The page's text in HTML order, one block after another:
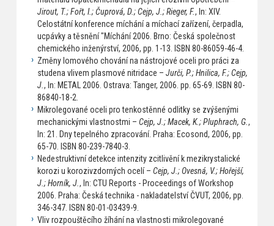
Jirout, T.; Fořt, I.; Čuprová, D.; Cejp, J.; Rieger, F., In: XIV.
Celostátní konference míchání a míchací zařízení, čerpadla,
ucpávky a těsnění "Míchání 2006. Brno: Česká společnost
chemického inženýrství, 2006, pp. 1-13. ISBN 80-86059-46-4.
Změny lomového chování na nástrojové oceli pro práci za
studena vlivem plasmové nitridace – Jurči, P.; Hnilica, F.; Cejp,
J., In: METAL 2006. Ostrava: Tanger, 2006. pp. 65-69. ISBN 80-
86840-18-2.
Mikrolegované oceli pro tenkostěnné odlitky se zvýšenými
mechanickými vlastnostmi – Cejp, J.; Macek, K.; Pluphrach, G.,
In: 21. Dny tepelného zpracování. Praha: Ecosond, 2006, pp.
65-70. ISBN 80-239-7840-3.
Nedestruktivní detekce intenzity zcitlivění k mezikrystalické
korozi u korozivzdorných ocelí – Cejp, J.; Ovesná, V.; Hořejší,
J.; Horník, J., In: CTU Reports - Proceedings of Workshop
2006. Praha: Česká technika - nakladatelství ČVUT, 2006, pp.
346-347. ISBN 80-01-03439-9.
Vliv rozpouštěcího žíhání na vlastnosti mikrolegované